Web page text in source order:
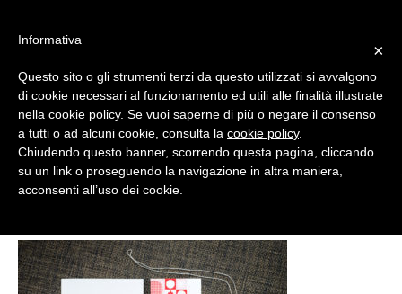
#WIS22
Home
Forum 2023
Chi siamo
followup13
×
Informativa
Questo sito o gli strumenti terzi da questo utilizzati si avvalgono
di cookie necessari al funzionamento ed utili alle finalità illustrate
nella cookie policy. Se vuoi saperne di più o negare il consenso
a tutti o ad alcuni cookie, consulta la cookie policy.
Chiudendo questo banner, scorrendo questa pagina, cliccando
su un link o proseguendo la navigazione in altra maniera,
acconsenti all’uso dei cookie.